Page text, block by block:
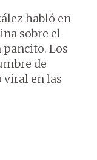
habló en
sobre el
pancito. Los
de
viral en las